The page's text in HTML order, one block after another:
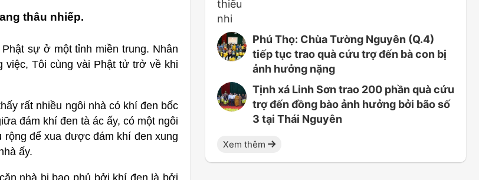
thâu nhiếp.
sự ở một tỉnh miền trung. Nhân
Tôi cùng vài Phật tử trở về khi
rất nhiều ngôi nhà có khí đen bốc
đám khí đen tà ác ấy, có một ngôi
để xua được đám khí đen xung
ấy.
nhà bị bao phủ bởi khí đen là bởi
Phú Thọ: Chùa Tường Nguyên (Q.4)
tiếp tục trao quà cứu trợ đến bà con bị
ảnh hưởng nặng
Tịnh xá Linh Sơn trao 200 phần quà cứu
trợ đến đồng bào ảnh hưởng bởi bão số
3 tại Thái Nguyên
Xem thêm